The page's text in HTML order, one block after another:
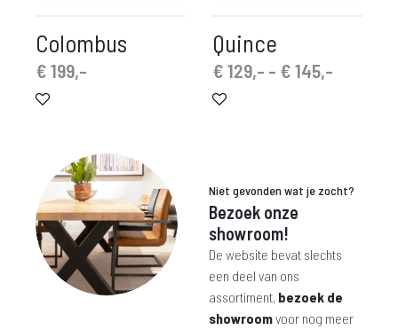
Colombus
€199,-
Quince
€129,- - €145,-
Niet gevonden wat je zocht?
Bezoek onze
showroom!
De website bevat slechts
een deel van ons
assortiment, bezoek de
showroomvoor nog meer